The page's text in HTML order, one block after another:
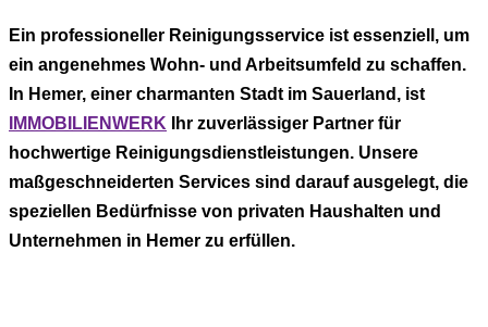
Ein professioneller Reinigungsservice ist essenziell, um
ein angenehmes Wohn- und Arbeitsumfeld zu schaffen.
In Hemer, einer charmanten Stadt im Sauerland, ist
IMMOBILIENWERK Ihr zuverlässiger Partner für
hochwertige Reinigungsdienstleistungen. Unsere
maßgeschneiderten Services sind darauf ausgelegt, die
speziellen Bedürfnisse von privaten Haushalten und
Unternehmen in Hemer zu erfüllen.